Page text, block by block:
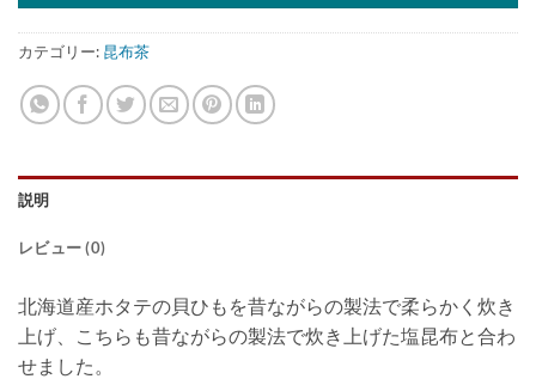
カテゴリー: 昆布茶
説明
レビュー (0)
北海道産ホタテの貝ひもを昔ながらの製法で柔らかく炊き
上げ、こちらも昔ながらの製法で炊き上げた塩昆布と合わ
せました。